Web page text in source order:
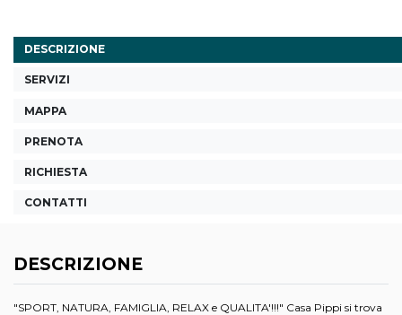
DESCRIZIONE
SERVIZI
MAPPA
PRENOTA
RICHIESTA
CONTATTI
DESCRIZIONE
"SPORT, NATURA, FAMIGLIA, RELAX e QUALITA'!!!" Casa Pippi si trova